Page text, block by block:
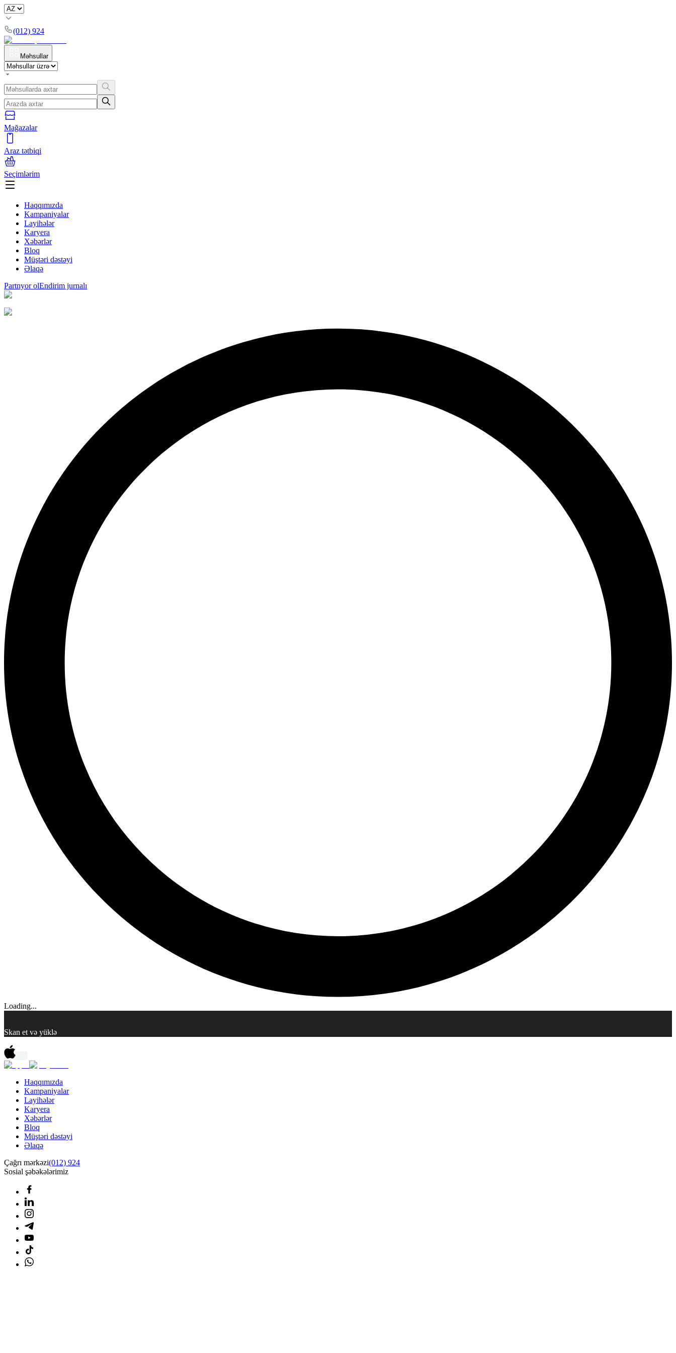
(012) 924
Məhsullar
Mağazalar
Araz tətbiqi
Seçimlərim
Haqqımızda
Kampaniyalar
Layihələr
Karyera
Xəbərlər
Bloq
Müştəri dəstəyi
Əlaqə
Partnyor olEndirim jurnalı
Loading...
Skan et və yüklə
Haqqımızda
Kampaniyalar
Layihələr
Karyera
Xəbərlər
Bloq
Müştəri dəstəyi
Əlaqə
Çağrı mərkəzi(012) 924
Sosial şəbəkələrimiz